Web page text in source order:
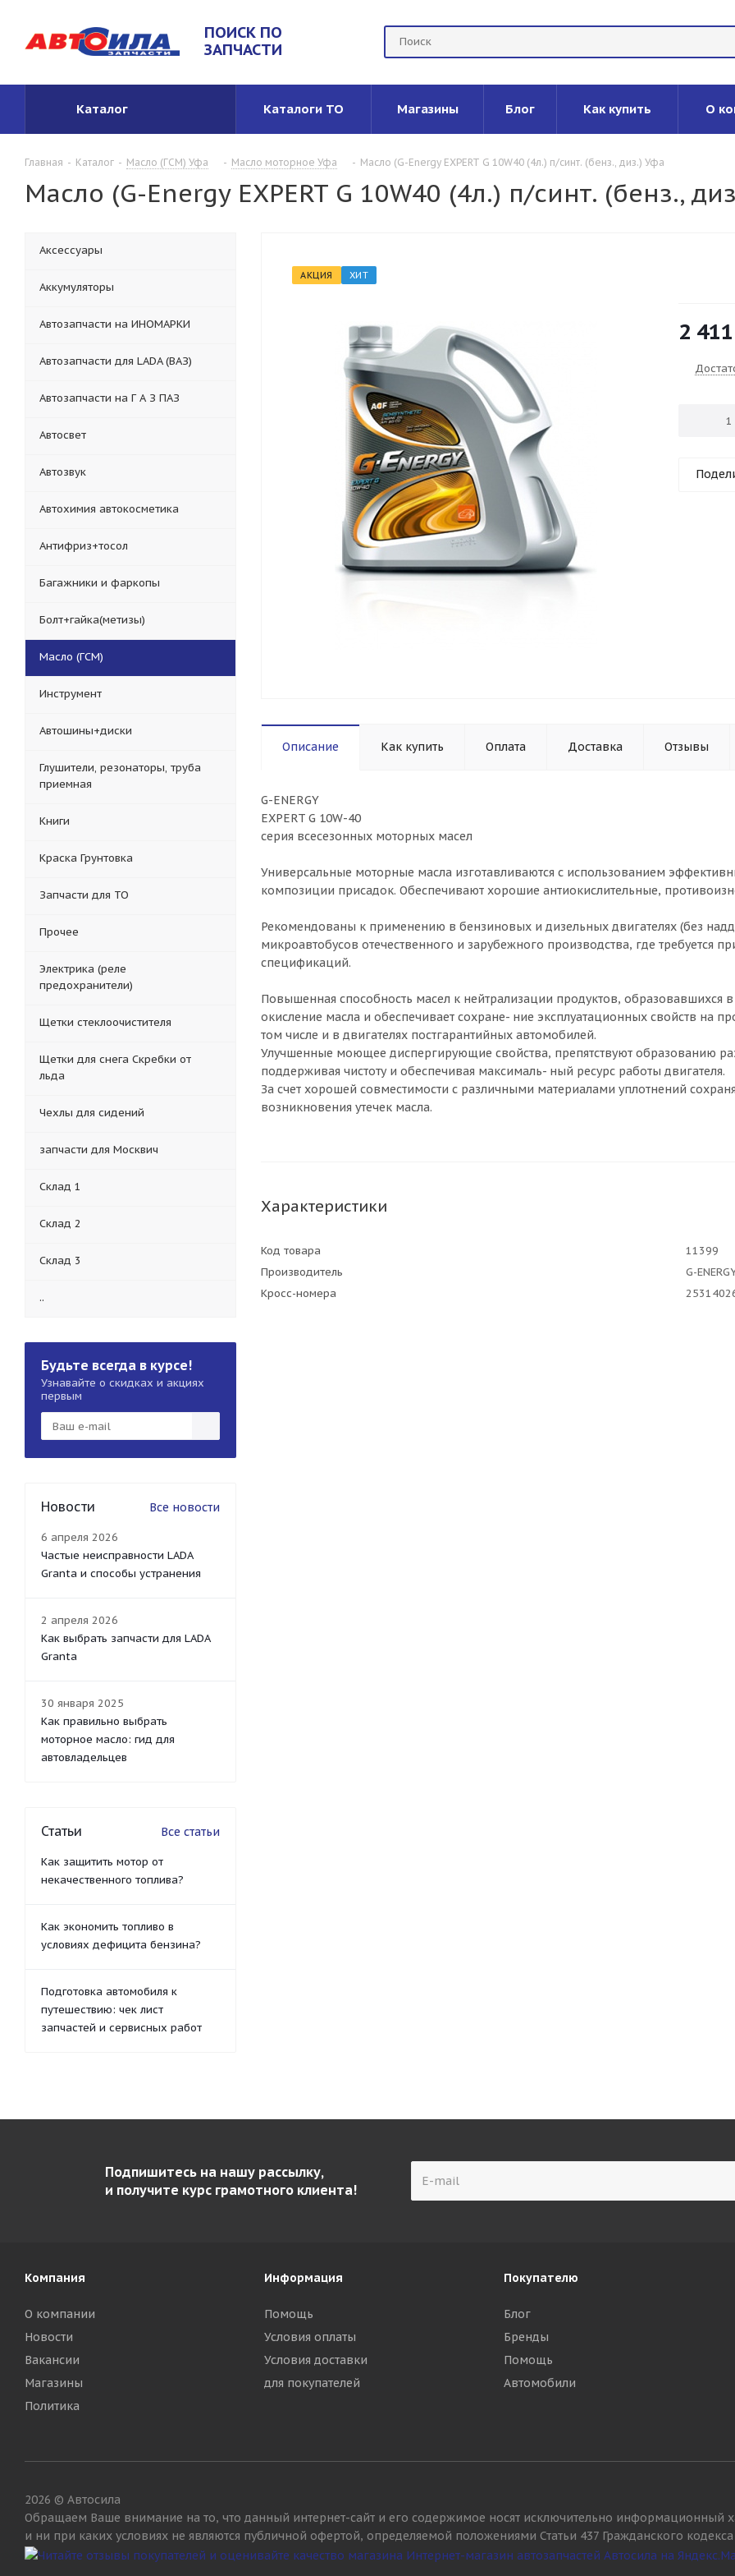
ПОИСК ПО
ЗАПЧАСТИ
Каталог Каталоги ТО Магазины Блог Как купить О
Главная - Каталог - Масло (ГСМ) Уфа - Масло моторное Уфа - Масло (G-Energy EXPERT G 10W40 (4л.) п/синт. (бенз., диз.) Уфа
Масло (G-Energy EXPERT G 10W40 (4л.) п/синт. (бенз.,
АКЦИЯ ХИТ
2 411
Описание Как купить Оплата Доставка Отзывы
G-ENERGY
EXPERT G 10W-40
серия всесезонных моторных масел
Универсальные моторные масла изготавливаются с использованием
композиции присадок. Обеспечивают хорошие антиокислительные,
Рекомендованы к применению в бензиновых и дизельных двигателях (без
микроавтобусов отечественного и зарубежного производства, где требуется
спецификаций.
Повышенная способность масел к нейтрализации продуктов, образовавшихся
окисление масла и обеспечивает сохране- ние эксплуатационных свойств на
том числе и в двигателях постгарантийных автомобилей.
Улучшенные моющее диспергирующие свойства, препятствуют образованию
поддерживая чистоту и обеспечивая максималь- ный ресурс работы двигателя.
За счет хорошей совместимости с различными материалами уплотнений
возникновения утечек масла.
Характеристики
Код товара
11399
Производитель
G-
Кросс-номера
Аксессуары
Аккумуляторы
Автозапчасти на ИНОМАРКИ
Автозапчасти для LADA (ВАЗ)
Автозапчасти на Г А З ПАЗ
Автосвет
Автозвук
Автохимия автокосметика
Антифриз+тосол
Багажники и фаркопы
Болт+гайка(метизы)
Масло (ГСМ)
Инструмент
Автошины+диски
Глушители, резонаторы, труба
приемная
Книги
Краска Грунтовка
Запчасти для ТО
Прочее
Электрика (реле
предохранители)
Щетки стеклоочистителя
Щетки для снега Скребки от
льда
Чехлы для сидений
запчасти для Москвич
Склад 1
Склад 2
Склад 3
..
Будьте всегда в курсе!
Узнавайте о скидках и акциях
первым
Новости Все новости
6 апреля 2026
Частые неисправности LADA
Granta и способы устранения
2 апреля 2026
Как выбрать запчасти для LADA
Granta
30 января 2025
Как правильно выбрать
моторное масло: гид для
автовладельцев
Статьи Все статьи
Как защитить мотор от
некачественного топлива?
Как экономить топливо в
условиях дефицита бензина?
Подготовка автомобиля к
путешествию: чек лист
запчастей и сервисных работ
Подпишитесь на нашу рассылку,
и получите курс грамотного клиента!
Компания
О компании
Новости
Вакансии
Магазины
Политика
Информация
Помощь
Условия оплаты
Условия доставки
для покупателей
Покупателю
Блог
Бренды
Помощь
Автомобили
2026 © Автосила
Обращаем Ваше внимание на то, что данный интернет-сайт и его содержимое носят исключительно информационный
и ни при каких условиях не являются публичной офертой, определяемой положениями Статьи 437 Гражданского